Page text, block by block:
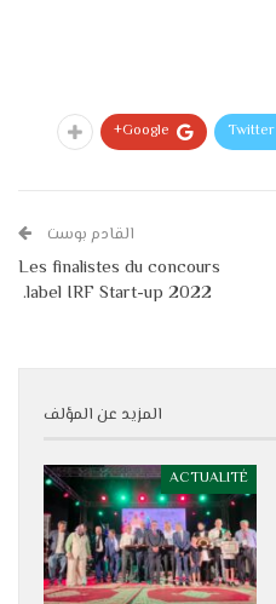
Twitter
Google+
القادم بوست
Les finalistes du concours
label IRF Start-up 2022.
المزيد عن المؤلف
ACTUALITÉ